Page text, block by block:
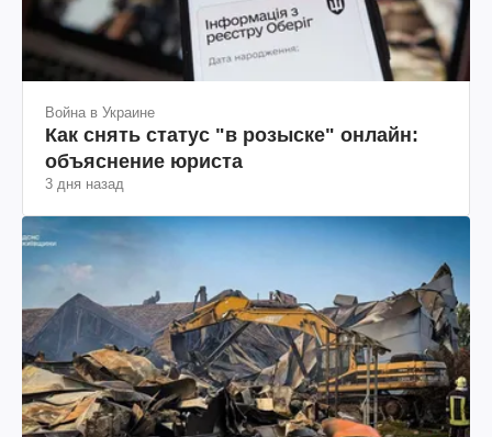
Война в Украине
Как снять статус "в розыске" онлайн:
объяснение юриста
3 дня назад